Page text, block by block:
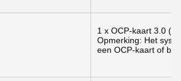
1 x OCP-kaart 3.0
Opmerking: Het
een OCP-kaart of